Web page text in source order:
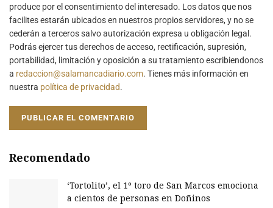
produce por el consentimiento del interesado. Los datos que nos
facilites estarán ubicados en nuestros propios servidores, y no se
cederán a terceros salvo autorización expresa u obligación legal.
Podrás ejercer tus derechos de acceso, rectificación, supresión,
portabilidad, limitación y oposición a su tratamiento escribiendonos
a redaccion@salamancadiario.com. Tienes más información en
nuestra política de privacidad.
Recomendado
‘Tortolito’, el 1º toro de San Marcos emociona
a cientos de personas en Doñinos